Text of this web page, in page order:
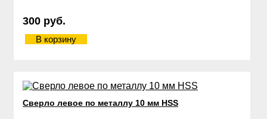
300 руб.
В корзину
Сверло левое по металлу 10 мм HSS